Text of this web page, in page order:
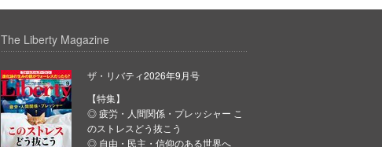
The Liberty Magazine
ザ・リバティ2026年9月号
【特集】
◎ 疲労・人間関係・プレッシャー こ
のストレスどう抜こう
◎ 自由・民主・信仰のある世界へ